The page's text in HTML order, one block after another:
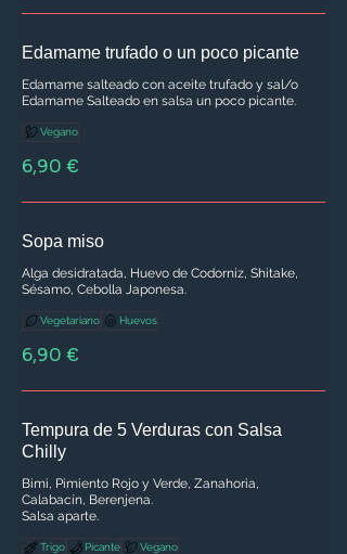
Edamame trufado o un poco picante
Edamame salteado con aceite trufado y sal/o
Edamame Salteado en salsa un poco picante.
6,90 €
Vegano
Sopa miso
Alga desidratada, Huevo de Codorniz, Shitake,
Sésamo, Cebolla Japonesa.
6,90 €
Vegetariano Huevos
Tempura de 5 Verduras con Salsa
Chilly
Bimi, Pimiento Rojo y Verde, Zanahoria,
Calabacín, Berenjena.
Salsa aparte.
Trigo Picante Vegano